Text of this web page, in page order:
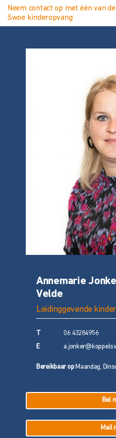
Neem contact op met één van
Swoe kinderopvang
Annemarie
Velde
Leidinggevende
06 43284956
E
Bereikbaar opMaandag,
Bel
Mail